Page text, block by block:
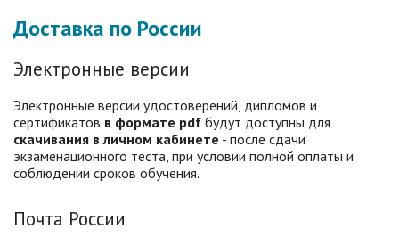
Доставка по России
Электронные версии
Электронные версии удостоверений, дипломов и
сертификатов в формате pdf будут доступны для
скачивания в личном кабинете - после сдачи
экзаменационного теста, при условии полной оплаты и
соблюдении сроков обучения.
Почта России